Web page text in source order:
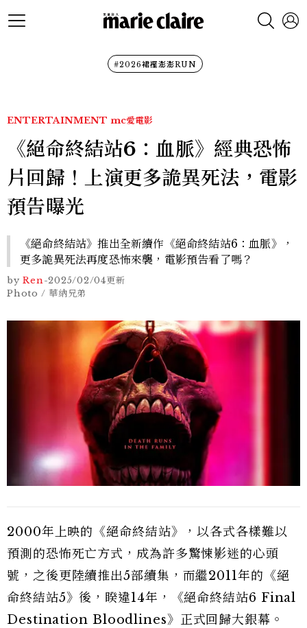
#2026裙襬澎澎RUN
ENTERTAINMENT mc愛電影
《絕命終結站6：血脈》經典恐怖
片回歸！上演更多詭異死法，電影
預告曝光
《絕命終結站》推出全新續作《絕命終結站6：血脈》，
更多詭異死法再度恐怖來襲，電影預告看了嗎？
by Ren-2025/02/04更新
Photo / 華納兄弟
2000年上映的《絕命終結站》，以各式各樣難以
預測的恐怖死亡方式，成為許多驚悚影迷的心頭
號，之後更陸續推出5部續集，而繼2011年的《絕
命終結站5》後，睽違14年，《絕命終結站6 Final
Destination Bloodlines》正式回歸大銀幕。